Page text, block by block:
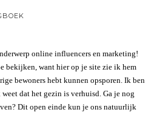
online influencers en marketing!
bekijken, want hier op je site zie ik hem
bewoners hebt kunnen opsporen. Ik ben
dat het gezin is verhuisd. Ga je nog
Dit open einde kun je ons natuurlijk